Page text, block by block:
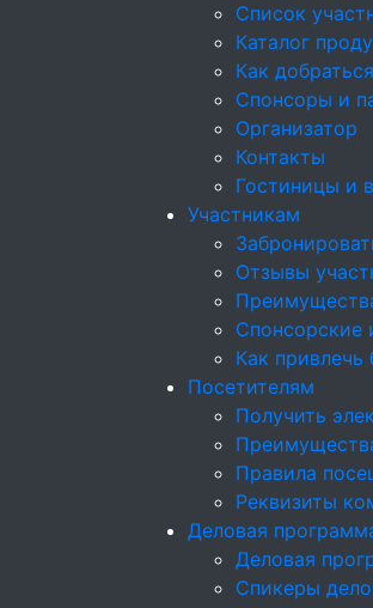
Список
Каталог
Как добраться
Спонсоры и
Организатор
Контакты
Гостиницы и
Участникам
Отзывы
Спонсорские
Как привлечь
Посетителям
Получить
Правила
Реквизиты
Деловая
Деловая
Спикеры